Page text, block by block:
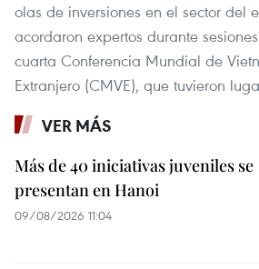
olas de inversiones en el sector del
acordaron expertos durante
cuarta Conferencia Mundial de
Extranjero (CMVE), que tuvieron
VER MÁS
Más de 40 iniciativas juveniles se
presentan en Hanoi
09/08/2026 11:04